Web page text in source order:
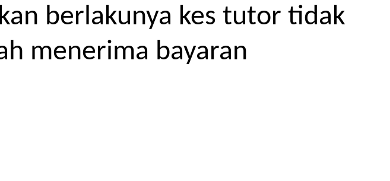
berlakunya kes tutor tidak
menerima bayaran